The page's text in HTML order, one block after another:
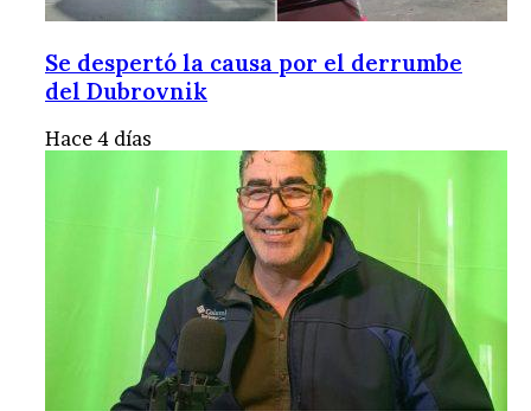
Se despertó la causa por el derrumbe
del Dubrovnik
Hace 4 días